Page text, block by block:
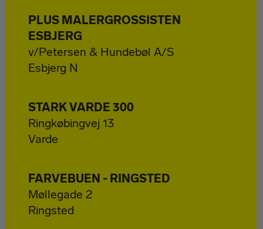
PLUS MALERGROSSISTEN
ESBJERG
v/Petersen & Hundebøl A/S
Esbjerg N
STARK VARDE 300
Ringkøbingvej 13
Varde
FARVEBUEN - RINGSTED
Møllegade 2
Ringsted